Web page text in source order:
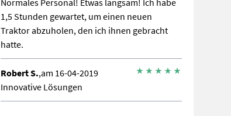
1,5 Stunden gewartet, um einen neuen
Traktor abzuholen, den ich ihnen gebracht
hatte.
Robert S.,am 16-04-2019
Innovative Lösungen